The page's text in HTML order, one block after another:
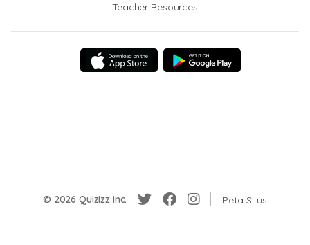
Teacher Resources
© 2026 Quizizz Inc. Peta Situs